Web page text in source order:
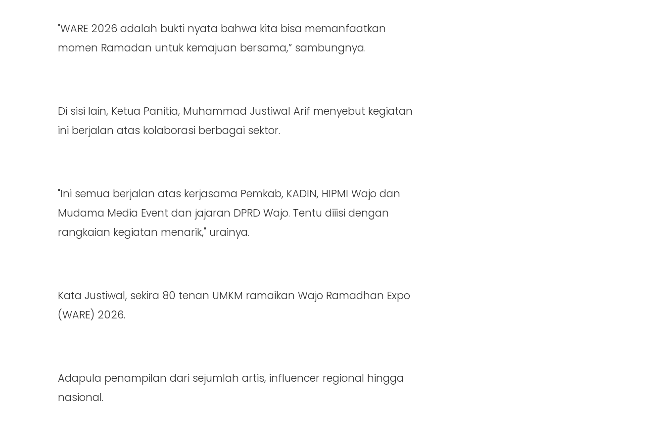
"WARE 2026 adalah bukti nyata bahwa kita bisa memanfaatkan
momen Ramadan untuk kemajuan bersama,” sambungnya.
Di sisi lain, Ketua Panitia, Muhammad Justiwal Arif menyebut kegiatan
ini berjalan atas kolaborasi berbagai sektor.
"Ini semua berjalan atas kerjasama Pemkab, KADIN, HIPMI Wajo dan
Mudama Media Event dan jajaran DPRD Wajo. Tentu diiisi dengan
rangkaian kegiatan menarik," urainya.
Kata Justiwal, sekira 80 tenan UMKM ramaikan Wajo Ramadhan Expo
(WARE) 2026.
Adapula penampilan dari sejumlah artis, influencer regional hingga
nasional.